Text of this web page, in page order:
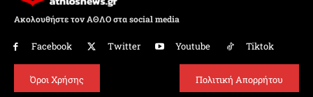
Ακολουθήστε τον ΑΘΛΟ στα social media
Facebook Twitter Youtube Tiktok
Όροι Χρήσης Πολιτική Απορρήτου